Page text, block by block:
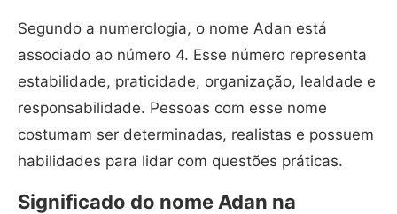
Segundo a numerologia, o nome Adan está
associado ao número 4. Esse número representa
estabilidade, praticidade, organização, lealdade e
responsabilidade. Pessoas com esse nome
costumam ser determinadas, realistas e possuem
habilidades para lidar com questões práticas.
Significado do nome Adan na